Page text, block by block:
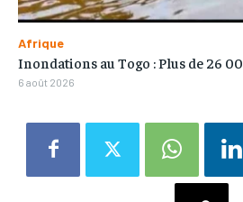
Afrique
Inondations au Togo : Plus de 26
6 août 2026